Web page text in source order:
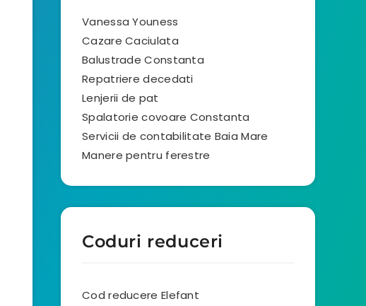
Vanessa Youness
Cazare Caciulata
Balustrade Constanta
Repatriere decedati
Lenjerii de pat
Spalatorie covoare Constanta
Servicii de contabilitate Baia Mare
Manere pentru ferestre
Coduri reduceri
Cod reducere Elefant